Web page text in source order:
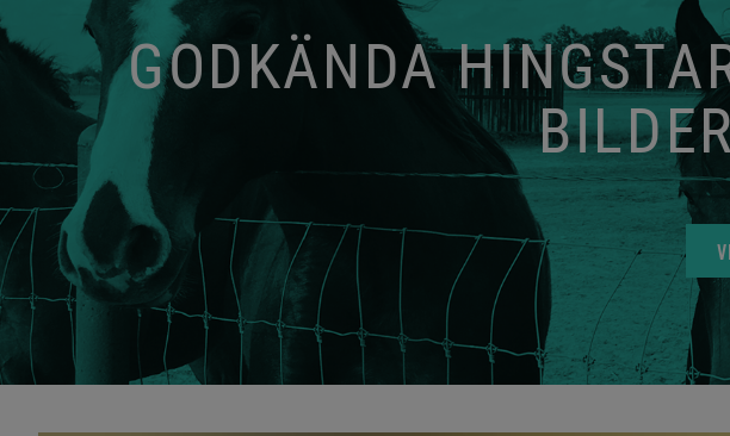
GODKÄNDA